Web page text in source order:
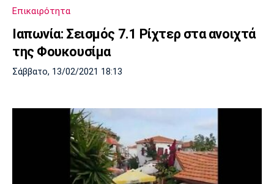
Επικαιρότητα
Ιαπωνία: Σεισμός 7.1 Ρίχτερ στα ανοιχτά
της Φουκουσίμα
Σάββατο, 13/02/2021 18:13